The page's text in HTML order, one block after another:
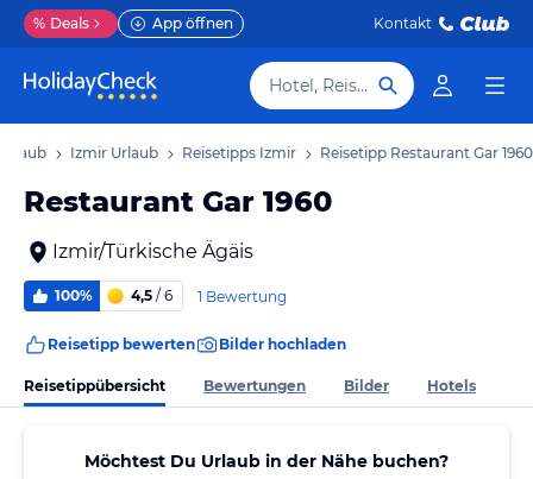
% Deals App öffnen Kontakt
Hotel, Reiseziel
Izmir Urlaub Reisetipps Izmir Reisetipp Restaurant Gar 1960
Restaurant Gar 1960
Izmir/Türkische Ägäis
100% 4,5 / 6 1 Bewertung
Reisetipp bewerten Bilder hochladen
Reisetippübersicht Bewertungen Bilder Hotels
Möchtest Du Urlaub in der Nähe buchen?